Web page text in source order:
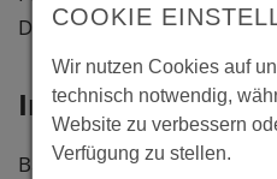
Dachterrasse erweitert
Information
Baujahr: 2002
COOKIE
Wir nutzen Cookies auf
technisch notwendig,
Website zu verbessern
Verfügung zu stellen.